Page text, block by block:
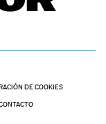
DE COOKIES